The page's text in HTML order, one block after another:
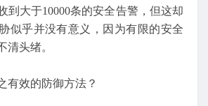
到大于10000条的安全告警，但这却
似乎并没有意义，因为有限的安全
清头绪。
有效的防御方法？